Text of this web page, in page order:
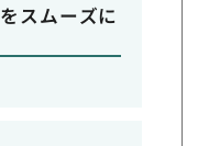
スムーズに